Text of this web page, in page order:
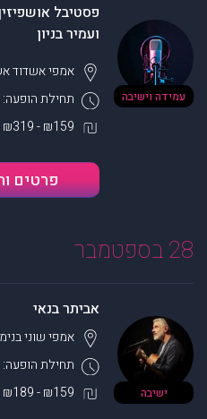
עמידה וישיבה
פסטיבל
ועמיר בניון
תחילת הופעה: 20:00
אמפי אשדוד
₪159 - ₪319
פרטים
28 בספטמבר
ישיבה
אביתר בנאי
תחילת הופעה: 21:00
אמפי שוני
₪159 - ₪189